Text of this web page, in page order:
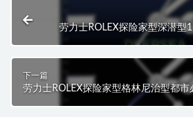
劳力士ROLEX探险家型深潜型
下一篇
劳力士ROLEX探险家型格林尼治型都市